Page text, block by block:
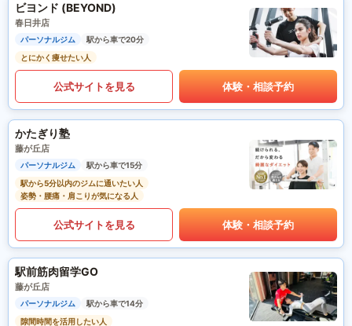
ビヨンド (BEYOND)
春日井店
パーソナルジム
駅から車で20分
とにかく痩せたい人
公式サイトを見る 体験・相談予約
かたぎり塾
藤が丘店
パーソナルジム
駅から車で15分
駅から5分以内のジムに通いたい人
姿勢・腰痛・肩こりが気になる人
公式サイトを見る 体験・相談予約
駅前筋肉留学GO
藤が丘店
パーソナルジム
駅から車で14分
隙間時間を活用したい人